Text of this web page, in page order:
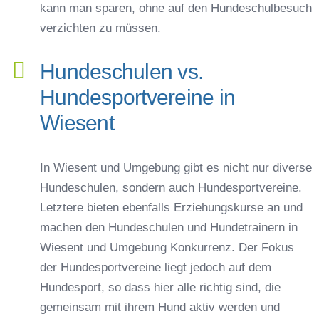
kann man sparen, ohne auf den Hundeschulbesuch
verzichten zu müssen.
Hundeschulen vs.
Hundesportvereine in
Wiesent
In Wiesent und Umgebung gibt es nicht nur diverse
Hundeschulen, sondern auch Hundesportvereine.
Letztere bieten ebenfalls Erziehungskurse an und
machen den Hundeschulen und Hundetrainern in
Wiesent und Umgebung Konkurrenz. Der Fokus
der Hundesportvereine liegt jedoch auf dem
Hundesport, so dass hier alle richtig sind, die
gemeinsam mit ihrem Hund aktiv werden und